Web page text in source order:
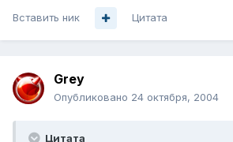
Вставить ник Цитата
Grey
Опубликовано 24 октября, 2004
Цитата